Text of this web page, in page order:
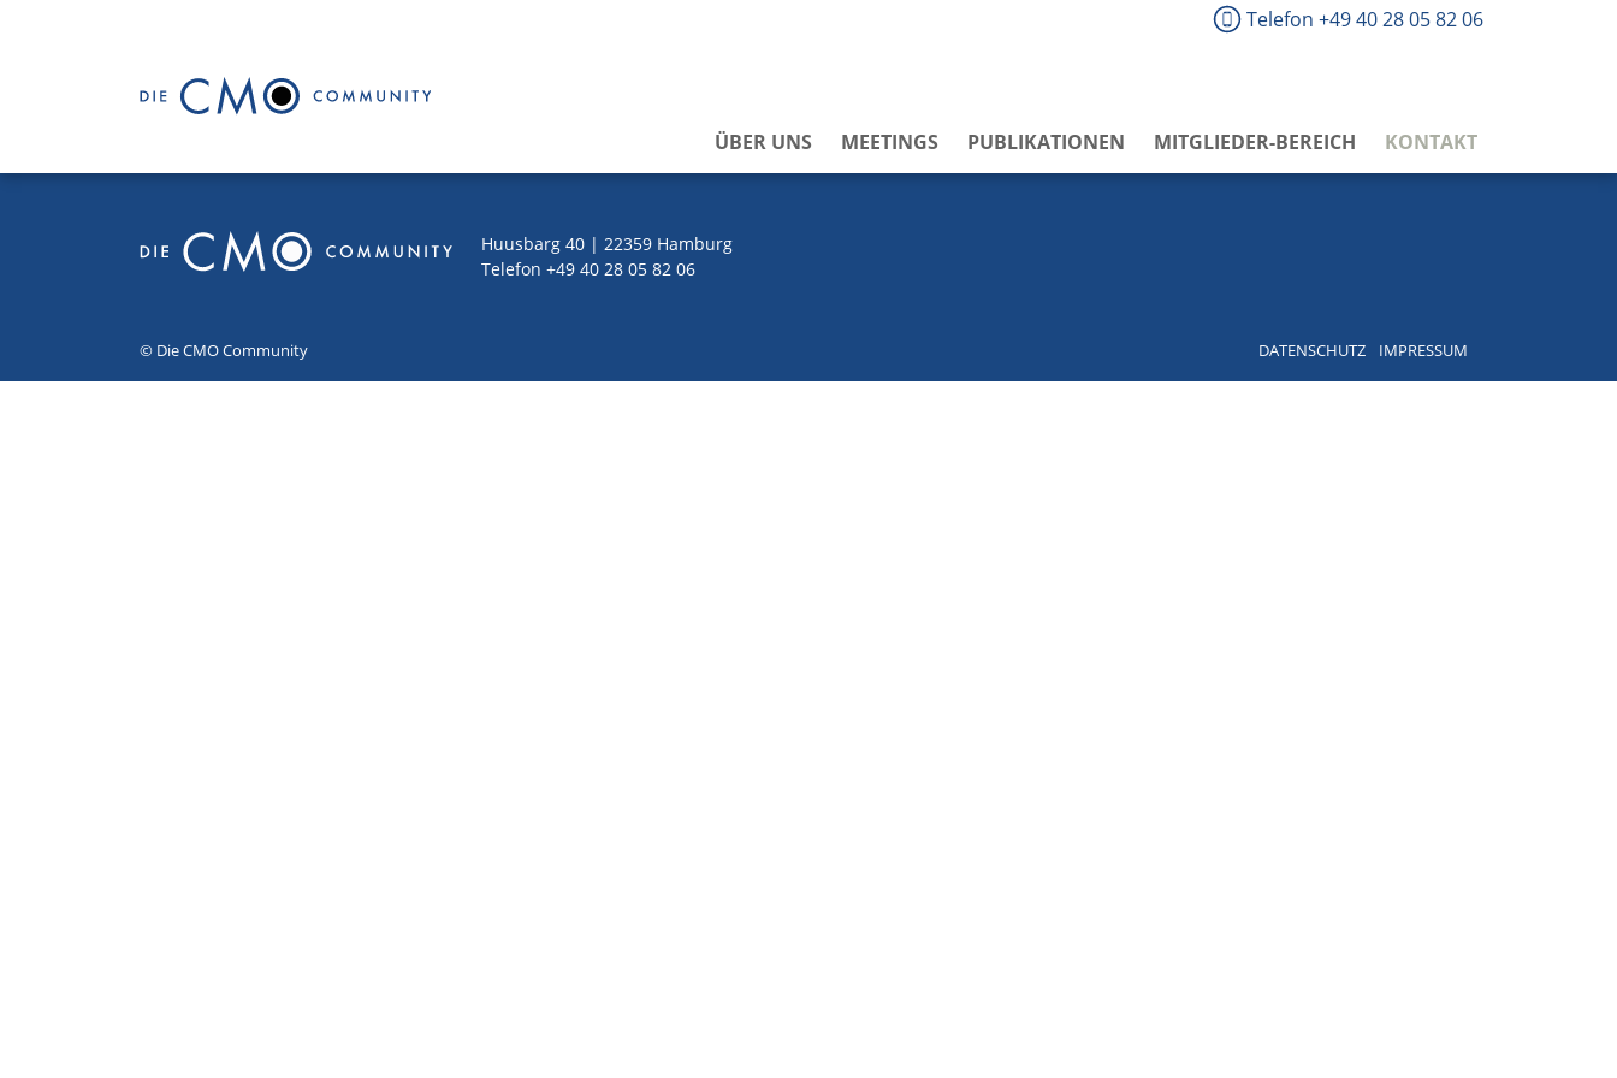
Telefon +49 40 28 05 82 06
ÜBER UNS MEETINGS PUBLIKATIONEN MITGLIEDER-BEREICH KONTAKT
Huusbarg 40 | 22359 Hamburg
Telefon +49 40 28 05 82 06
© Die CMO Community DATENSCHUTZ IMPRESSUM